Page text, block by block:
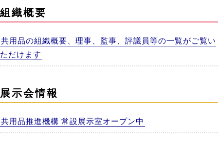
組織概要
共用品の組織概要、理事、監事、評議員等の一覧がご覧い
ただけます
展示会情報
共用品推進機構 常設展示室オープン中